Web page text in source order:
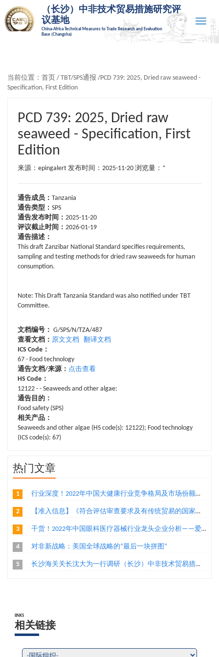
（长沙）中非技术贸易措施研究评
议基地
China-Africa Technical Measures to Trade Research and Evaluation
Base (Changsha)
Toggle
当前位置： 首页 / TBT/SPS通报 /PCD 739: 2025, Dried raw seaweed -
Specification, First Edition
PCD 739: 2025, Dried raw
seaweed - Specification, First
Edition
来源：epingalert 发布时间：2025-11-20 浏览量：*
通告成员： Tanzania
通告类型： SPS
通告发布时间： 2025-11-20
评议截止时间： 2026-01-19
通告描述：
This draft Zanzibar National Standard specifies requirements,
sampling and testing methods for dried raw seaweeds for human
consumption.
Note: This Draft Tanzania Standard was also notified under TBT
Committee.
文档编号： G/SPS/N/TZA/487
查看文档： 原文文档
翻译文档
ICS Code：
67 - Food technology
通告文档/来源： 点击查看
HS Code：
12122 - - Seaweeds and other algae:
通告目的：
Food safety (SPS)
相关产品：
Seaweeds and other algae (HS code(s): 12122); Food technology
(ICS code(s): 67)
热门文章
1 行业深度！2022年中国大健康行业竞争格局及市场份额分析 医药大健康市场朝着集中化方向发展
2 【准入信息】《符合评估审查要求及有传统贸易的国家或地区输华食品目录》（水产品、乳制品、植物源性食品）
3 干货！2022年中国眼科医疗器械行业龙头企业分析——爱博医疗：创新导向的眼科医疗器械厂商
4 对非新战略：美国全球战略的“最后一块拼图”
5 长沙海关关长沈大为一行调研（长沙）中非技术贸易措施研究评议基地
lINKS
相关链接